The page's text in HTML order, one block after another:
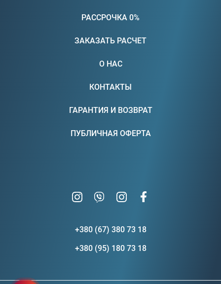
РАССРОЧКА 0%
ЗАКАЗАТЬ РАСЧЕТ
О НАС
КОНТАКТЫ
ГАРАНТИЯ И ВОЗВРАТ
ПУБЛИЧНАЯ ОФЕРТА
+380 (67) 380 73 18
+380 (95) 180 73 18